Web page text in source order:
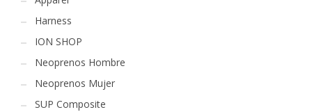
Harness
ION SHOP
Neoprenos Hombre
Neoprenos Mujer
SUP Composite